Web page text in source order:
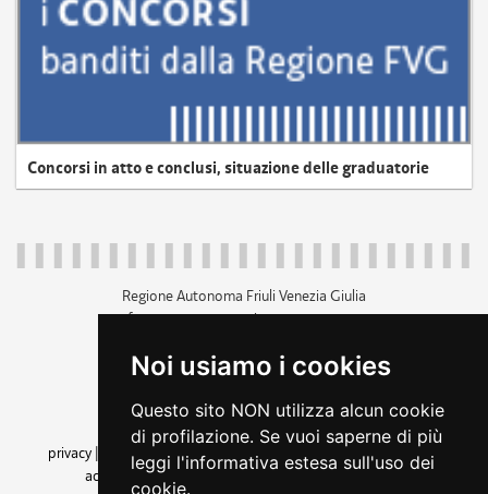
Noi usiamo i cookies
Questo sito NON utilizza alcun cookie
di profilazione. Se vuoi saperne di più
leggi l'informativa estesa sull'uso dei
cookie.
Concorsi in atto e conclusi, situazione delle graduatorie
Regione Autonoma Friuli Venezia Giulia
c.f. 80014930327; p.iva 00526040324
+39 040 3771111
amministrazione trasparente
privacy
cookie |note legali accessibilità
dichiarazione di
accessibilità| feedback cambio preferenze cookie